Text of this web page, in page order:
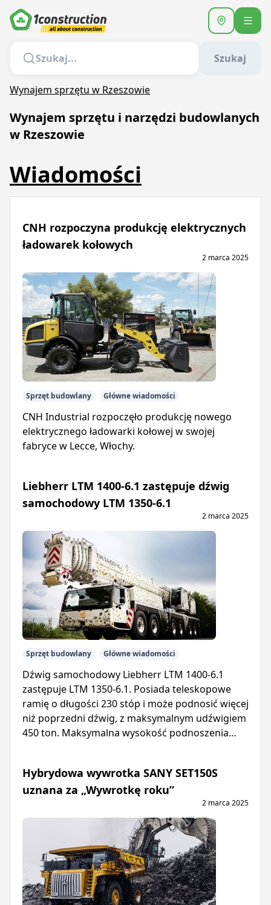
Szukaj
Wynajem sprzętu w Rzeszowie
Wynajem sprzętu i narzędzi budowlanych
w Rzeszowie
Wiadomości
CNH rozpoczyna produkcję elektrycznych
ładowarek kołowych
2 marca 2025
Sprzęt budowlany Główne wiadomości
CNH Industrial rozpoczęło produkcję nowego
elektrycznego ładowarki kołowej w swojej
fabryce w Lecce, Włochy.
Liebherr LTM 1400-6.1 zastępuje dźwig
samochodowy LTM 1350-6.1
2 marca 2025
Sprzęt budowlany Główne wiadomości
Dźwig samochodowy Liebherr LTM 1400-6.1
zastępuje LTM 1350-6.1. Posiada teleskopowe
ramię o długości 230 stóp i może podnosić więcej
niż poprzedni dźwig, z maksymalnym udźwigiem
450 ton. Maksymalna wysokość podnoszenia
Hybrydowa wywrotka SANY SET150S
uznana za „Wywrotkę roku”
2 marca 2025